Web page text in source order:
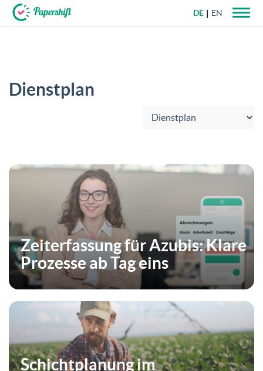
DE EN
Dienstplan
Zeiterfassung für Azubis: Klare
Prozesse ab Tag eins
Schichtplanung im